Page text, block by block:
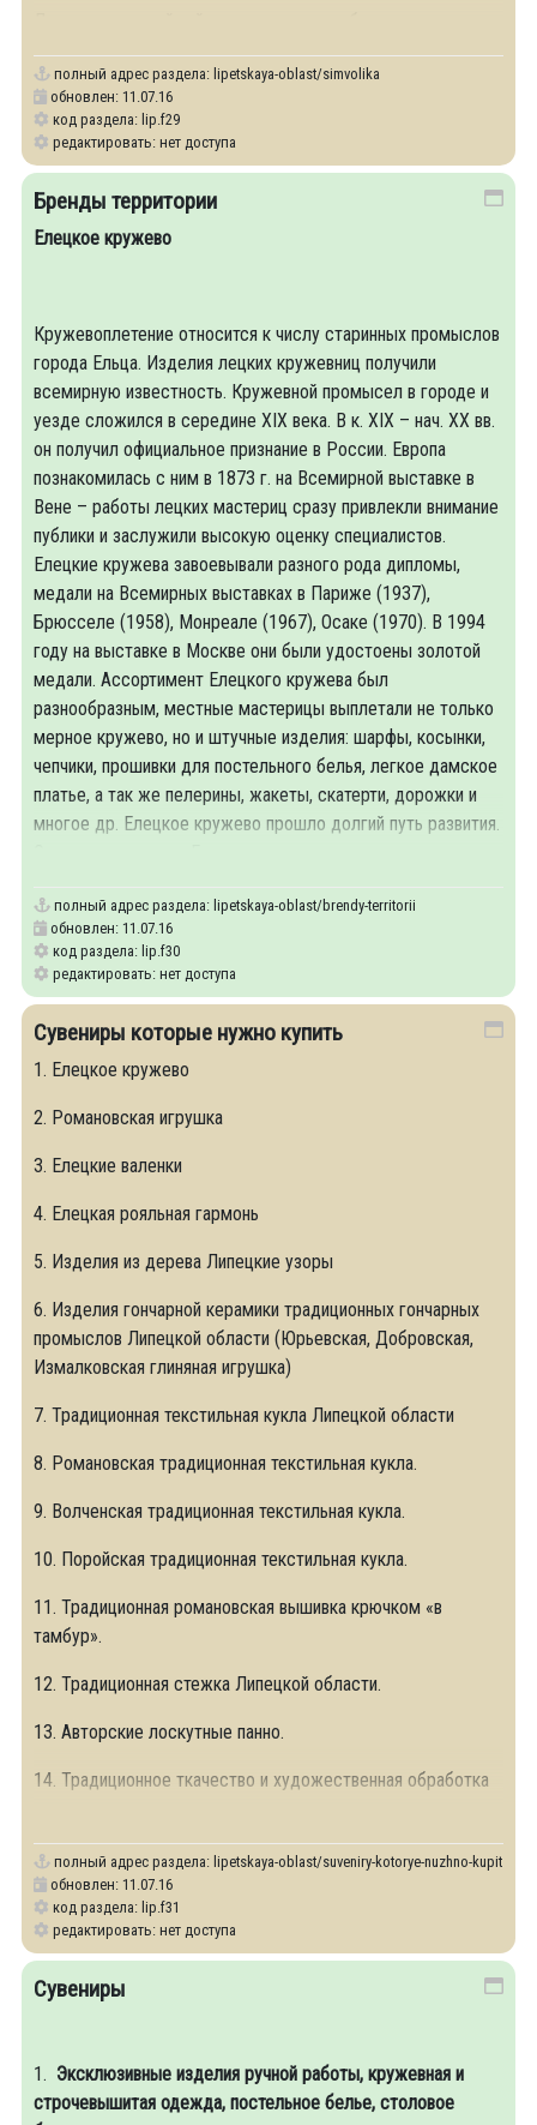
полный адрес раздела: lipetskaya-oblast/simvolika
обновлен: 11.07.16
код раздела: lip.f29
редактировать: нет доступа
Бренды территории
Елецкое кружево
Кружевоплетение относится к числу старинных промыслов
города Ельца. Изделия лецких кружевниц получили
всемирную известность. Кружевной промысел в городе и
уезде сложился в середине ХIХ века. В к. ХIХ – нач. ХХ вв.
он получил официальное признание в России. Европа
познакомилась с ним в 1873 г. на Всемирной выставке в
Вене – работы лецких мастериц сразу привлекли внимание
публики и заслужили высокую оценку специалистов.
Елецкие кружева завоевывали разного рода дипломы,
медали на Всемирных выставках в Париже (1937),
Брюсселе (1958), Монреале (1967), Осаке (1970). В 1994
году на выставке в Москве они были удостоены золотой
медали. Ассортимент Елецкого кружева был
разнообразным, местные мастерицы выплетали не только
мерное кружево, но и штучные изделия: шарфы, косынки,
чепчики, прошивки для постельного белья, легкое дамское
платье, а так же пелерины, жакеты, скатерти, дорожки и
многое др. Елецкое кружево прошло долгий путь развития.
полный адрес раздела: lipetskaya-oblast/brendy-territorii
обновлен: 11.07.16
код раздела: lip.f30
редактировать: нет доступа
Сувениры которые нужно купить
1. Елецкое кружево
2. Романовская игрушка
3. Елецкие валенки
4. Елецкая рояльная гармонь
5. Изделия из дерева Липецкие узоры
6. Изделия гончарной керамики традиционных гончарных
промыслов Липецкой области (Юрьевская, Добровская,
Измалковская глиняная игрушка)
7. Традиционная текстильная кукла Липецкой области
8. Романовская традиционная текстильная кукла.
9. Волченская традиционная текстильная кукла.
10. Поройская традиционная текстильная кукла.
11. Традиционная романовская вышивка крючком «в
тамбур».
12. Традиционная стежка Липецкой области.
13. Авторские лоскутные панно.
14. Традиционное ткачество и художественная обработка
полный адрес раздела: lipetskaya-oblast/suveniry-kotorye-nuzhno-kupit
обновлен: 11.07.16
код раздела: lip.f31
редактировать: нет доступа
Сувениры
1. Эксклюзивные изделия ручной работы, кружевная и
строчевышитая одежда, постельное белье, столовое